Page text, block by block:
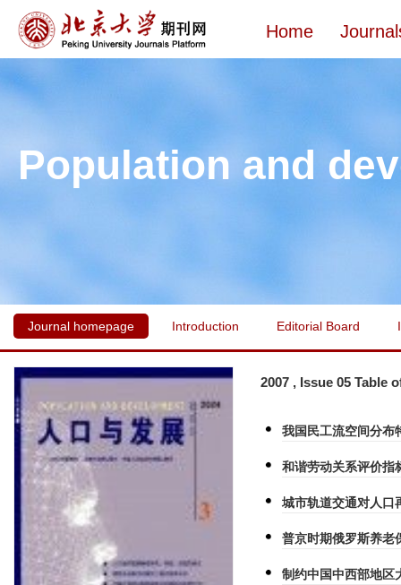
Home
Population and
Journal homepage Introduction Editorial Board
2007 , Issue 05 Table
我国民工流空间分布
和谐劳动关系评价指
城市轨道交通对人
普京时期俄罗斯养老
制约中国中西部地区